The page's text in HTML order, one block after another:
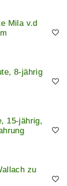
Mila v.d
8-jährig
15-jährig,
zu